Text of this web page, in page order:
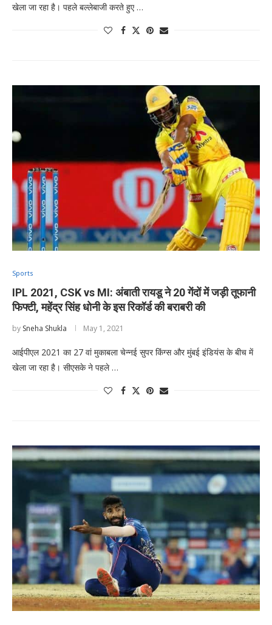
खेला जा रहा है। पहले बल्लेबाजी करते हुए …
Sports
IPL 2021, CSK vs MI: अंबाती रायडू ने 20 गेंदों में जड़ी तूफानी
फिफ्टी, महेंद्र सिंह धोनी के इस रिकॉर्ड की बराबरी की
by Sneha Shukla May 1, 2021
आईपीएल 2021 का 27 वां मुकाबला चेन्नई सुपर किंग्स और मुंबई इंडियंस के बीच में
खेला जा रहा है। सीएसके ने पहले …